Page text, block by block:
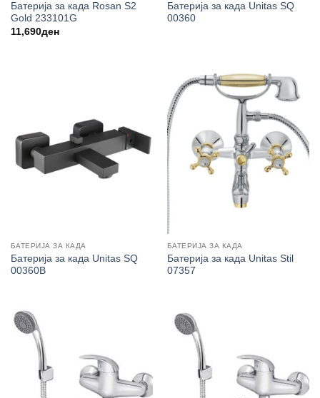
Батерија за када Rosan S2
Gold 233101G
11,690ден
Батерија за када Unitas SQ
00360
БАТЕРИЈА ЗА КАДА
Батерија за када Unitas SQ
00360B
БАТЕРИЈА ЗА КАДА
Батерија за када Unitas Stil
07357